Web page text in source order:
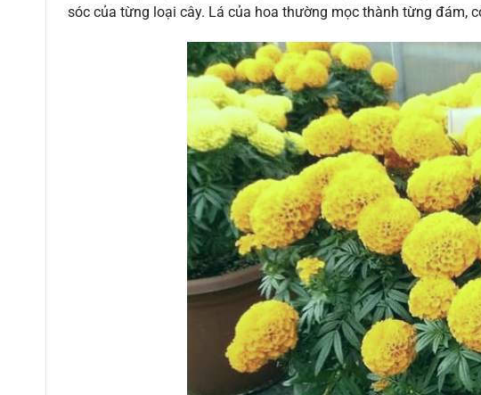
sóc của từng loại cây. Lá của hoa thường mọc thành từng đám,